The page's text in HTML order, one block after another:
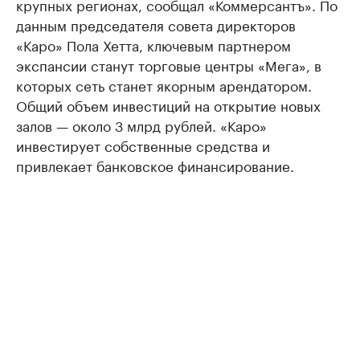
данным председателя совета директоров
«Каро» Пола Хетта, ключевым партнером
экспансии станут торговые центры «Мега», в
которых сеть станет якорным арендатором.
Общий объем инвестиций на открытие новых
залов — около 3 млрд рублей. «Каро»
инвестирует собственные средства и
привлекает банковское финансирование.